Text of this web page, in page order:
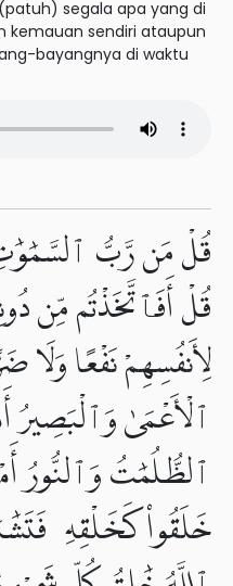
segala apa yang di
kemauan sendiri ataupun
bayangnya di waktu
قُلْ مَن رَّبُّ
قُلْ أَفَٱتَّخَذْتُم مِّن
لِأَنفُسِهِمْ نَفْعًا
ٱلْأَعْمَىٰ
ٱلظُّلُمَٰتُ وَٱلنُّورُ
خَلَقُوا۟ كَخَلْقِهِۦ